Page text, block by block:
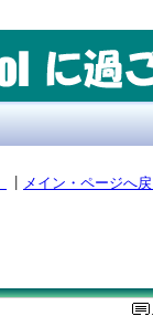
メイン・ページへ